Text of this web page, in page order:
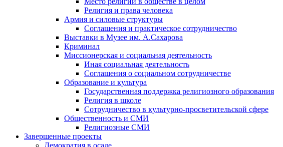
Религия и права человека
Армия и силовые структуры
Соглашения и практическое сотрудничество
Выставки в Музее им. А.Сахарова
Криминал
Миссионерская и социальная деятельность
Иная социальная деятельность
Соглашения о социальном сотрудничестве
Образование и культура
Государственная поддержка религиозного образования
Религия в школе
Сотрудничество в культурно-просветительской сфере
Общественность и СМИ
Религиозные СМИ
Завершенные проекты